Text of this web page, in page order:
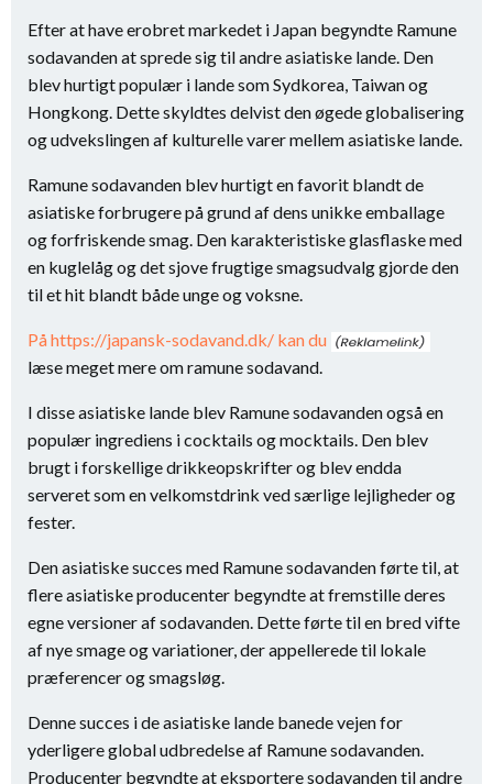
Efter at have erobret markedet i Japan begyndte Ramune
sodavanden at sprede sig til andre asiatiske lande. Den
blev hurtigt populær i lande som Sydkorea, Taiwan og
Hongkong. Dette skyldtes delvist den øgede globalisering
og udvekslingen af kulturelle varer mellem asiatiske lande.
Ramune sodavanden blev hurtigt en favorit blandt de
asiatiske forbrugere på grund af dens unikke emballage
og forfriskende smag. Den karakteristiske glasflaske med
en kuglelåg og det sjove frugtige smagsudvalg gjorde den
til et hit blandt både unge og voksne.
På https://japansk-sodavand.dk/ kan du
læse meget mere om ramune sodavand.
I disse asiatiske lande blev Ramune sodavanden også en
populær ingrediens i cocktails og mocktails. Den blev
brugt i forskellige drikkeopskrifter og blev endda
serveret som en velkomstdrink ved særlige lejligheder og
fester.
Den asiatiske succes med Ramune sodavanden førte til, at
flere asiatiske producenter begyndte at fremstille deres
egne versioner af sodavanden. Dette førte til en bred vifte
af nye smage og variationer, der appellerede til lokale
præferencer og smagsløg.
Denne succes i de asiatiske lande banede vejen for
yderligere global udbredelse af Ramune sodavanden.
Producenter begyndte at eksportere sodavanden til andre